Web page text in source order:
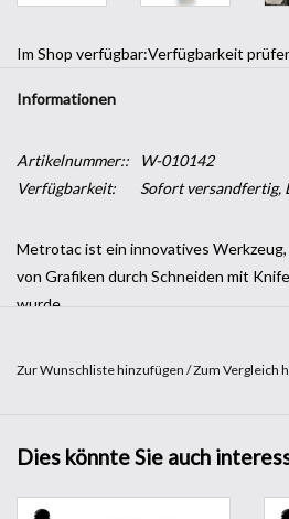
Im Shop verfügbar:Verfügbarkeit
Informationen
Artikelnummer::
W-010142
Verfügbarkeit:
Sofort versandfertig,
Metrotac ist ein innovatives
von Grafiken durch Schneiden mit
wurde.
Wenn der klebende Teil mit
es aus, ihn unter fließendem kaltem
Zur Wunschliste hinzufügen /Zum Vergleich
Dies könnte Sie auch